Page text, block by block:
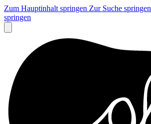
Zum Hauptinhalt springen Zur Suche springen
springen